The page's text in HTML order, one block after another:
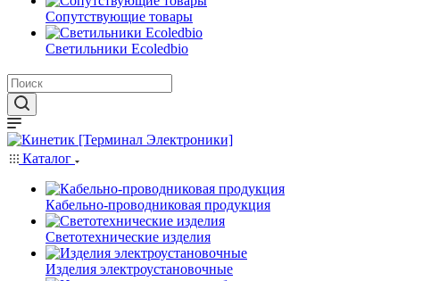
Сопутствующие товары
Светильники Ecoledbio
Каталог
Кабельно-проводниковая продукция
Светотехнические изделия
Изделия электроустановочные